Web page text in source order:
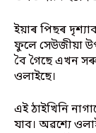
ইয়াৰ পিছৰ
ফুলে সেউজীয়া
বৈ গৈছে এখন
ওলাইছে।
এই ঠাইখিনি
যাব। অৱশ্যে